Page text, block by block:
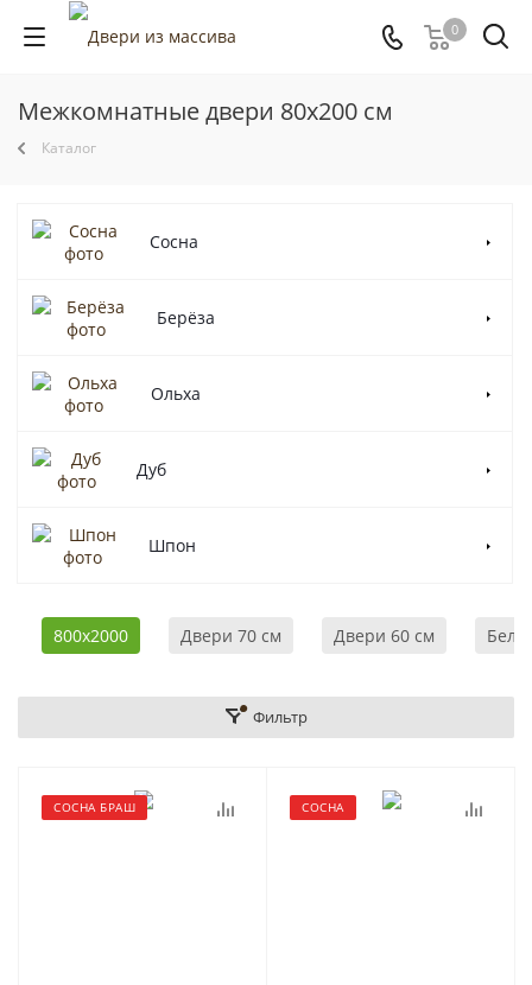
0
Межкомнатные двери 80x200 см
Каталог
Сосна
Берёза
Ольха
Дуб
Шпон
800x2000 Двери 70 см Двери 60 см
Фильтр
СОСНА БРАШ СОСНА